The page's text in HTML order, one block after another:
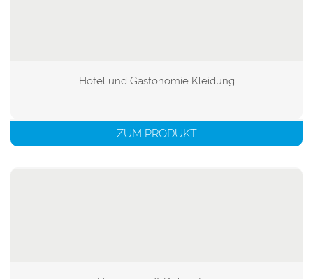
Hotel und Gastonomie Kleidung
ZUM PRODUKT